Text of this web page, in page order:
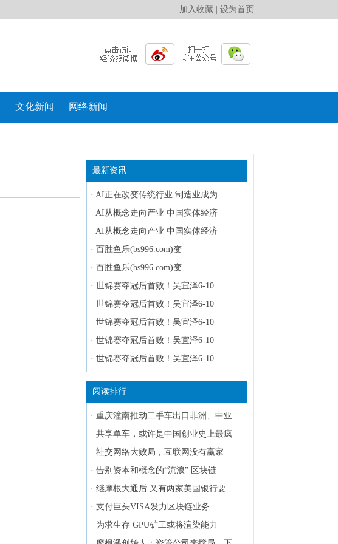
加入收藏| 设为首页
文化新闻 网络新闻
最新资讯
· AI正在改变传统行业 制造业成为
· AI从概念走向产业 中国实体经济
· AI从概念走向产业 中国实体经济
· 百胜鱼乐(bs996.com)变
· 百胜鱼乐(bs996.com)变
· 世锦赛夺冠后首败！吴宜泽6-10
· 世锦赛夺冠后首败！吴宜泽6-10
· 世锦赛夺冠后首败！吴宜泽6-10
· 世锦赛夺冠后首败！吴宜泽6-10
· 世锦赛夺冠后首败！吴宜泽6-10
阅读排行
· 重庆潼南推动二手车出口非洲、中亚
· 共享单车，或许是中国创业史上最疯
· 社交网络大败局，互联网没有赢家
· 告别资本和概念的“流浪” 区块链
· 继摩根大通后 又有两家美国银行要
· 支付巨头VISA发力区块链业务
· 为求生存 GPU矿工或将渲染能力